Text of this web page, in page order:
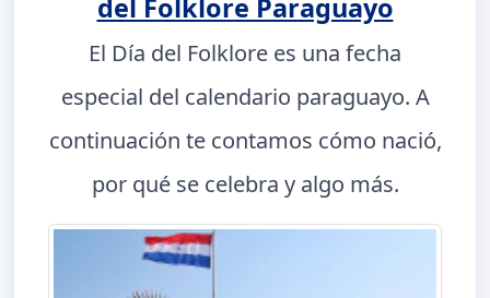
del Folklore Paraguayo
El Día del Folklore es una fecha
especial del calendario paraguayo. A
continuación te contamos cómo nació,
por qué se celebra y algo más.